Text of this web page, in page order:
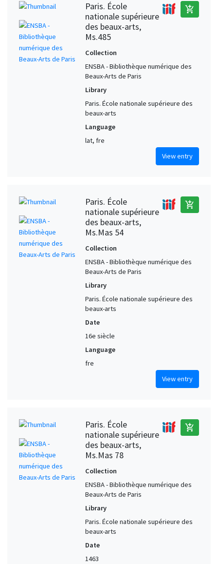
Paris. École
nationale supérieure
des beaux-arts,
Ms.485
add_shopping_cart
Collection
ENSBA - Bibliothèque numérique des
Beaux-Arts de Paris
Library
Paris. École nationale supérieure des
beaux-arts
Language
lat, fre
View entry
Paris. École
nationale supérieure
des beaux-arts,
Ms.Mas 54
add_shopping_cart
Collection
ENSBA - Bibliothèque numérique des
Beaux-Arts de Paris
Library
Paris. École nationale supérieure des
beaux-arts
Date
16e siècle
Language
fre
View entry
Paris. École
nationale supérieure
des beaux-arts,
Ms.Mas 78
add_shopping_cart
Collection
ENSBA - Bibliothèque numérique des
Beaux-Arts de Paris
Library
Paris. École nationale supérieure des
beaux-arts
Date
1463